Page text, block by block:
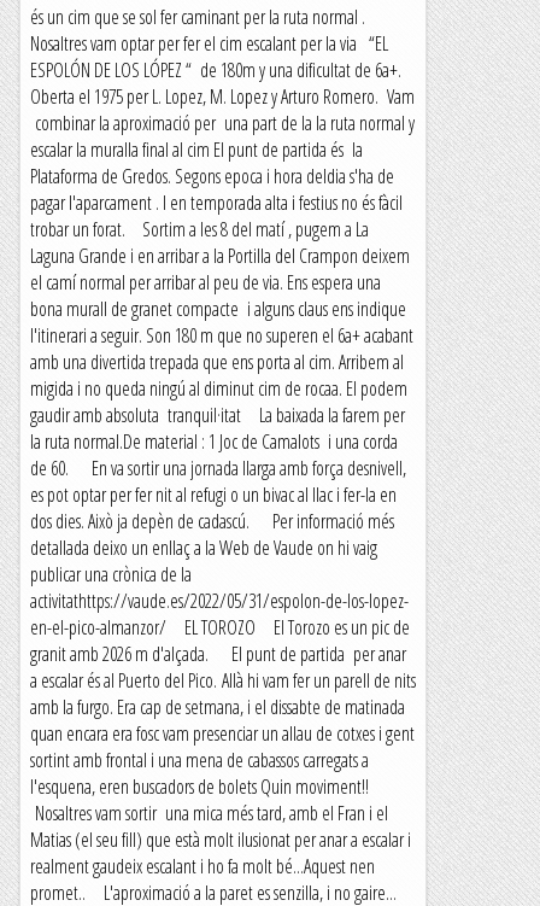
és un cim que se sol fer caminant per la ruta normal .
Nosaltres vam optar per fer el cim escalant per la via “EL
ESPOLÓN DE LOS LÓPEZ “ de 180m y una dificultat de 6a+.
Oberta el 1975 per L. Lopez, M. Lopez y Arturo Romero. Vam
combinar la aproximació per una part de la la ruta normal y
escalar la muralla final al cim El punt de partida és la
Plataforma de Gredos. Segons epoca i hora deldia s'ha de
pagar l'aparcament . I en temporada alta i festius no és fàcil
trobar un forat. Sortim a les 8 del matí , pugem a La
Laguna Grande i en arribar a la Portilla del Crampon deixem
el camí normal per arribar al peu de via. Ens espera una
bona murall de granet compacte i alguns claus ens indique
l'itinerari a seguir. Son 180 m que no superen el 6a+ acabant
amb una divertida trepada que ens porta al cim. Arribem al
migida i no queda ningú al diminut cim de rocaa. El podem
gaudir amb absoluta tranquil·itat La baixada la farem per
la ruta normal.De material : 1 Joc de Camalots i una corda
de 60. En va sortir una jornada llarga amb força desnivell,
es pot optar per fer nit al refugi o un bivac al llac i fer-la en
dos dies. Això ja depèn de cadascú. Per informació més
detallada deixo un enllaç a la Web de Vaude on hi vaig
publicar una crònica de la
activitathttps://vaude.es/2022/05/31/espolon-de-los-lopez-
en-el-pico-almanzor/ EL TOROZO El Torozo es un pic de
granit amb 2026 m d'alçada. El punt de partida per anar
a escalar és al Puerto del Pico. Allà hi vam fer un parell de nits
amb la furgo. Era cap de setmana, i el dissabte de matinada
quan encara era fosc vam presenciar un allau de cotxes i gent
sortint amb frontal i una mena de cabassos carregats a
l'esquena, eren buscadors de bolets Quin moviment!!
Nosaltres vam sortir una mica més tard, amb el Fran i el
Matias (el seu fill) que està molt ilusionat per anar a escalar i
realment gaudeix escalant i ho fa molt bé...Aquest nen
promet.. L'aproximació a la paret es senzilla, i no gaire...